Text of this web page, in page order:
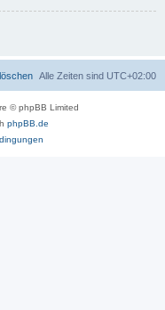
Alle Zeiten sind UTC+02:00
© phpBB Limited
phpBB.de